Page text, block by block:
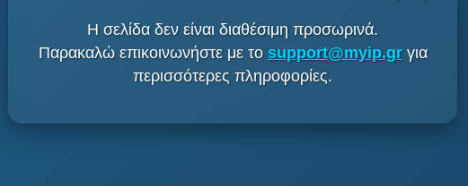
Η σελίδα δεν είναι διαθέσιμη προσωρινά.
Παρακαλώ επικοινωνήστε με το support@myip.grγια
περισσότερες πληροφορίες.